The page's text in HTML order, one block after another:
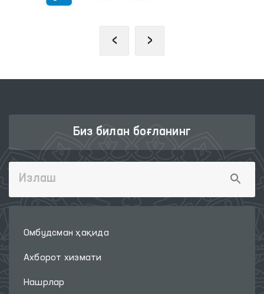
‹ ›
Биз билан боғланинг
Омбудсман ҳақида
Ахборот хизмати
Нашрлар